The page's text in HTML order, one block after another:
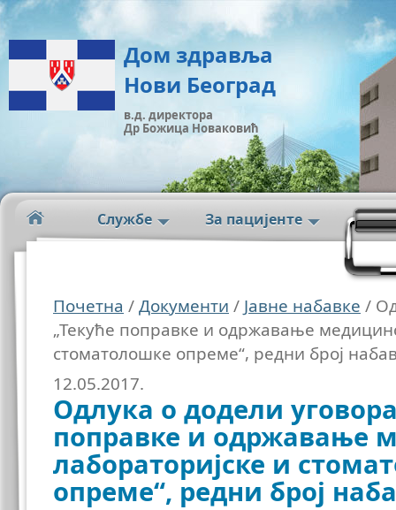
Дом здравља
Нови Београд
в.д. директора
Др Божица Новаковић
Службе За пацијенте
Почетна /Документи / Јавне набавке /
„Текуће поправке и одржавање
стоматолошке опреме“, редни број
12.05.2017.
Одлука о додели
поправке и одржавање
лабораторијске и
опреме“, редни број